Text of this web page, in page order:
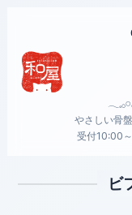
やさしい骨
受付10:00
ビ